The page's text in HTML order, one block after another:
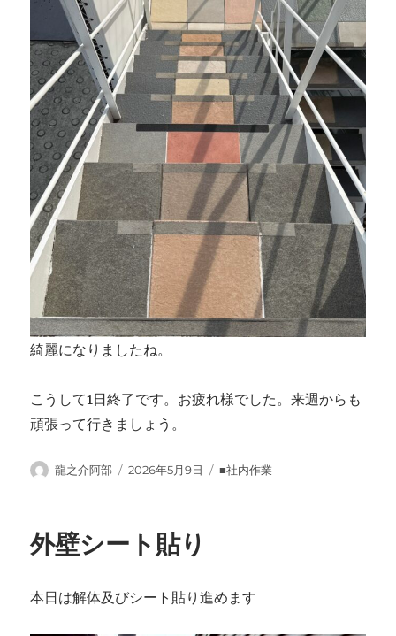
綺麗になりましたね。
こうして1日終了です。お疲れ様でした。来週からも
頑張って行きましょう。
投
龍之介阿部
投
2026年5月9日
カ
■社内作業
外壁シート貼り
本日は解体及びシート貼り進めます